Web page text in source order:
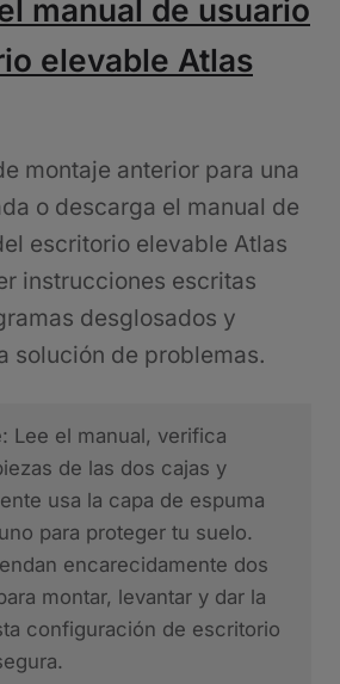
manual de usuario
elevable Atlas
montaje anterior para una
o descarga el manual de
escritorio elevable Atlas
instrucciones escritas
desglosados y
solución de problemas.
Lee el manual, verifica
de las dos cajas y
usa la capa de espuma
para proteger tu suelo.
encarecidamente dos
montar, levantar y dar la
configuración de escritorio